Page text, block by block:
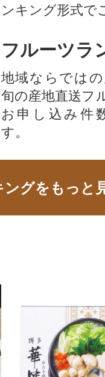
ンキング形式で
フルーツラ
地域ならでは
旬の産地直送フ
お申し込み件
す。
ングをもっと